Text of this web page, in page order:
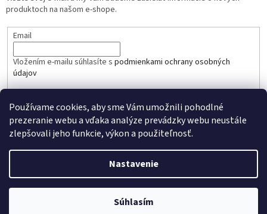
Používame cookies, aby sme Vám umožnili pohodlné
prezeranie webu a vďaka analýze prevádzky webu neustále
zlepšovali jeho funkcie, výkon a použiteľnosť.
Nastavenie
Súhlasím
produktoch na našom e-shope.
Email
Vložením e-mailu súhlasíte s podmienkami ochrany osobných
údajov
PRIHLÁSIŤ SA
Vytvoril Shoptet
mibandshop.sk. Všetky práva vyhradené.